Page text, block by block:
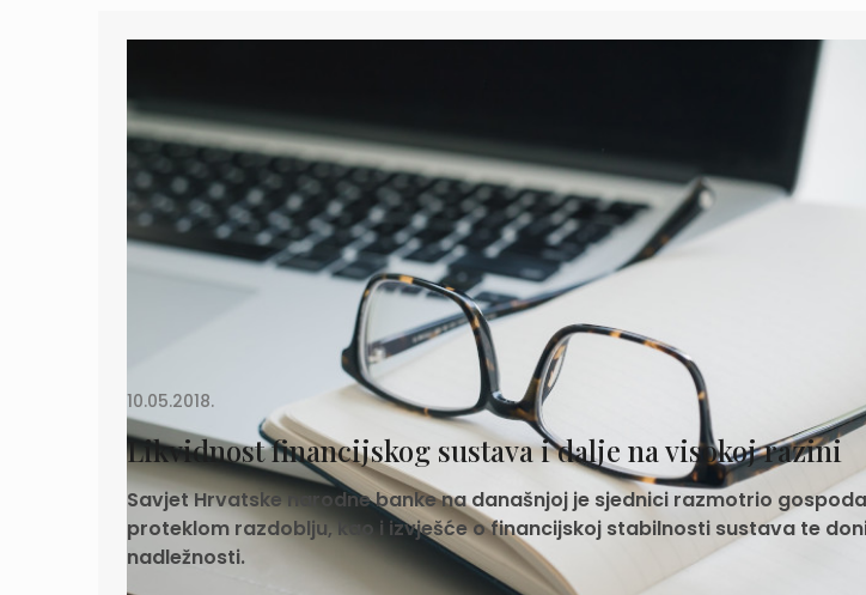
10.05.2018.
Likvidnost financijskog sustava i dalje na visokoj razini
Savjet Hrvatske narodne banke na današnjoj je sjednici razmotrio
proteklom razdoblju, kao i izvješće o financijskoj stabilnosti sustava te
nadležnosti.